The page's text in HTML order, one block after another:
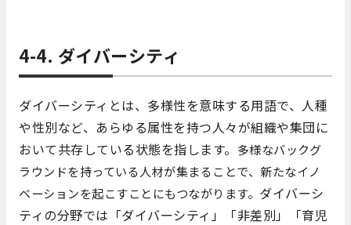
4-4. ダイバーシティ
ダイバーシティとは、多様性を意味する用語で、人種
や性別など、あらゆる属性を持つ人々が組織や集団に
おいて共存している状態を指します。 多様なバックグ
ラウンドを持っている人材が集まることで、新たなイノ
ベーションを起こすことにもつながります。 ダイバーシ
ティの分野では「ダイバーシティ」「非差別」「育児